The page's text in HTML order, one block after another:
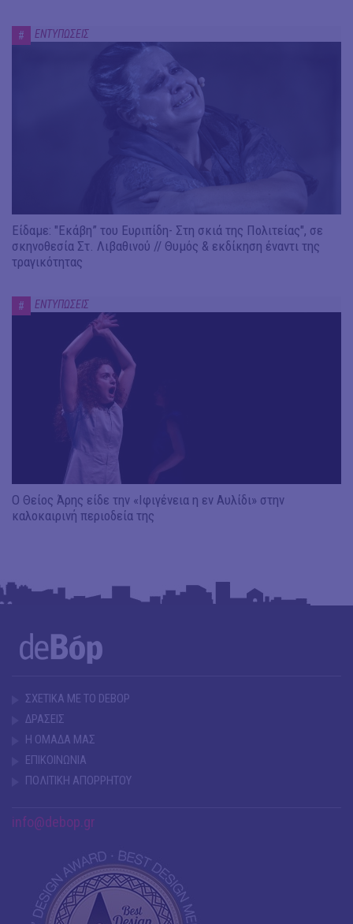
# ΕΝΤΥΠΩΣΕΙΣ
Είδαμε: "Εκάβη” του Ευριπίδη- Στη σκιά της Πολιτείας", σε
σκηνοθεσία Στ. Λιβαθινού // Θυμός & εκδίκηση έναντι της
τραγικότητας
# ΕΝΤΥΠΩΣΕΙΣ
Ο Θείος Άρης είδε την «Ιφιγένεια η εν Αυλίδι» στην
καλοκαιρινή περιοδεία της
ΣΧΕΤΙΚΑ ΜΕ ΤΟ DEBOP
ΔΡΑΣΕΙΣ
Η ΟΜΑΔΑ ΜΑΣ
ΕΠΙΚΟΙΝΩΝΙΑ
ΠΟΛΙΤΙΚΗ ΑΠΟΡΡΗΤΟΥ
info@debop.gr